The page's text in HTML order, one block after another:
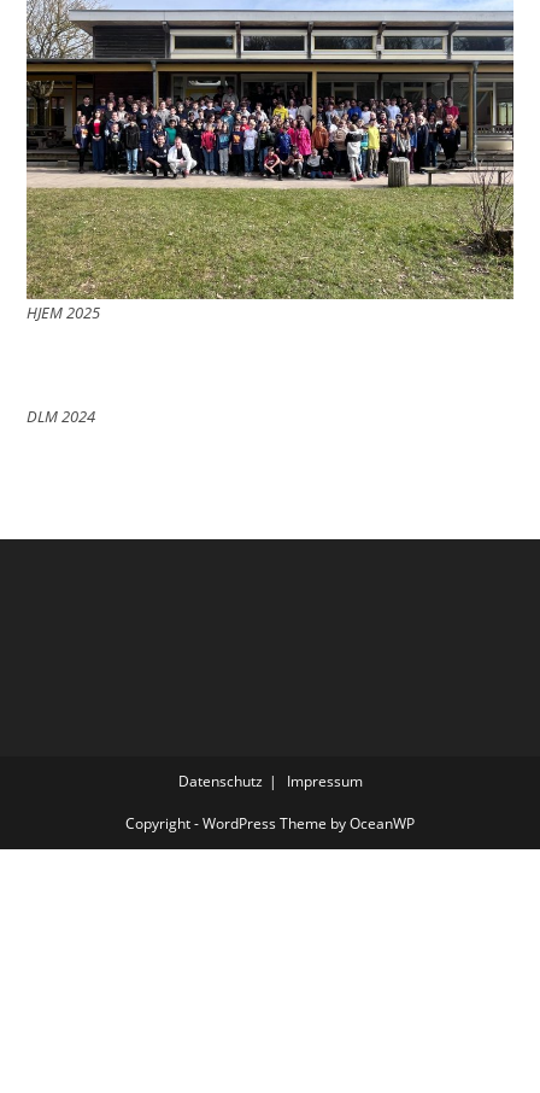
HJEM 2025
DLM 2024
Datenschutz Impressum
Copyright - WordPress Theme by OceanWP